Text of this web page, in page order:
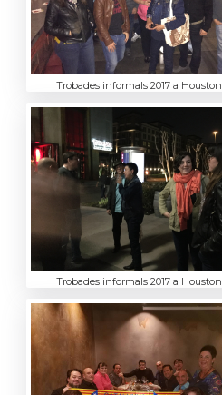
Trobades informals 2017 a Houston
Trobades informals 2017 a Houston